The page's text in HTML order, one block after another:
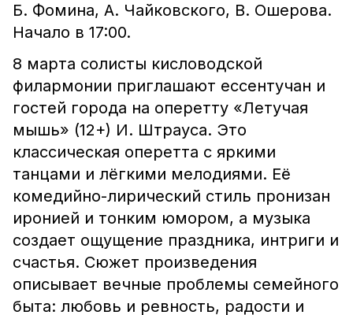
Б. Фомина, А. Чайковского, В. Ошерова.
Начало в 17:00.
8 марта солисты кисловодской
филармонии приглашают ессентучан и
гостей города на оперетту «Летучая
мышь» (12+) И. Штрауса. Это
классическая оперетта с яркими
танцами и лёгкими мелодиями. Её
комедийно-лирический стиль пронизан
иронией и тонким юмором, а музыка
создает ощущение праздника, интриги и
счастья. Сюжет произведения
описывает вечные проблемы семейного
быта: любовь и ревность, радости и